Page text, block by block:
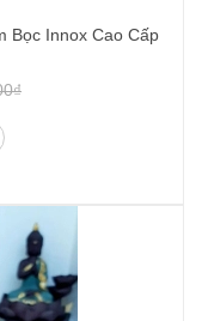
Bọc Innox Cao Cấp